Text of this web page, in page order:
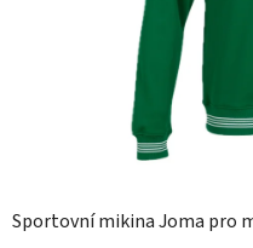
Sportovní mikina Joma pro